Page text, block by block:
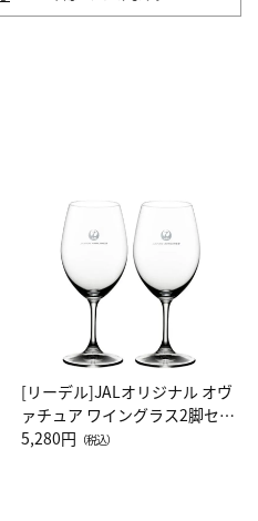
[リーデル]JALオリジナル オヴ
ァチュア ワイングラス2脚セッ
ト（レッドワイン）
5,280円 （税込）